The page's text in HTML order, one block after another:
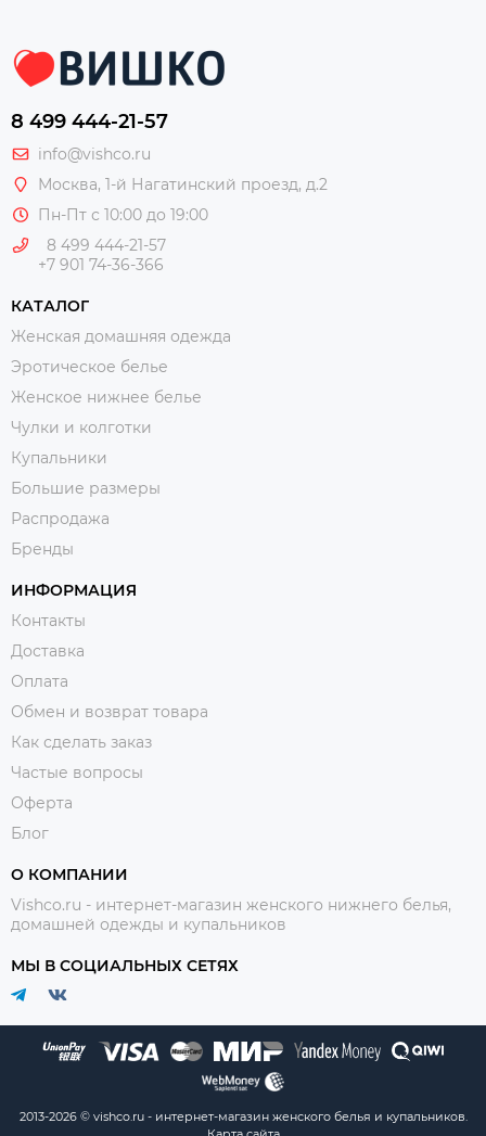
8 499 444-21-57
info@vishco.ru
Москва, 1-й Нагатинский проезд, д.2
Пн-Пт с 10:00 до 19:00
8 499 444-21-57
+7 901 74-36-366
КАТАЛОГ
Женская домашняя одежда
Эротическое белье
Женское нижнее белье
Чулки и колготки
Купальники
Большие размеры
Распродажа
Бренды
ИНФОРМАЦИЯ
Контакты
Доставка
Оплата
Обмен и возврат товара
Как сделать заказ
Частые вопросы
Оферта
Блог
О КОМПАНИИ
Vishco.ru - интернет-магазин женского нижнего белья,
домашней одежды и купальников
МЫ В СОЦИАЛЬНЫХ СЕТЯХ
2013-2026 © vishco.ru - интернет-магазин женского белья и купальников.